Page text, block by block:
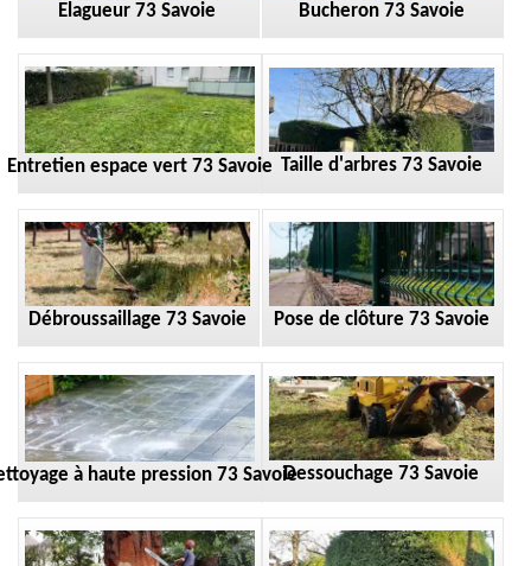
Elagueur 73 Savoie Bucheron 73 Savoie
Entretien espace vert 73 Savoie Taille d'arbres 73 Savoie
Débroussaillage 73 Savoie Pose de clôture 73 Savoie
à haute pression 73 SavoieDessouchage 73 Savoie